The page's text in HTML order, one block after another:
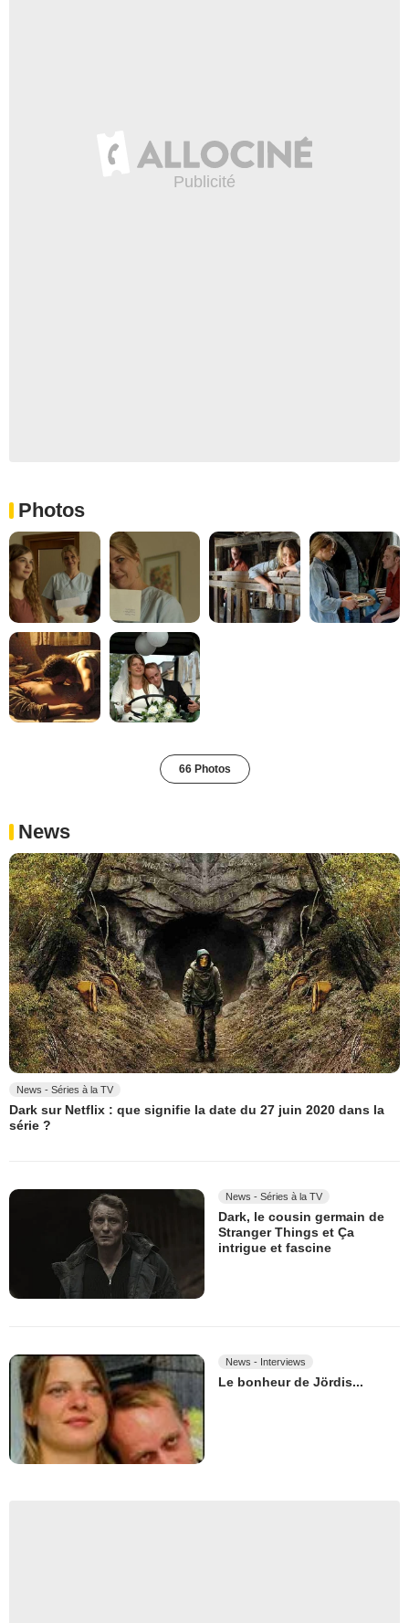
Photos
66 Photos
News
News - Séries à la TV
Dark sur Netflix : que signifie la date du 27 juin 2020 dans la
série ?
News - Séries à la TV
Dark, le cousin germain de
Stranger Things et Ça
intrigue et fascine
News - Interviews
Le bonheur de Jördis...